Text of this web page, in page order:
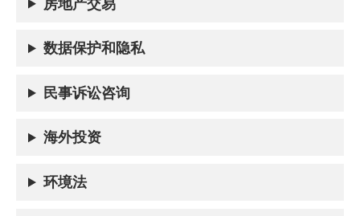
房地产交易
数据保护和隐私
民事诉讼咨询
海外投资
环境法